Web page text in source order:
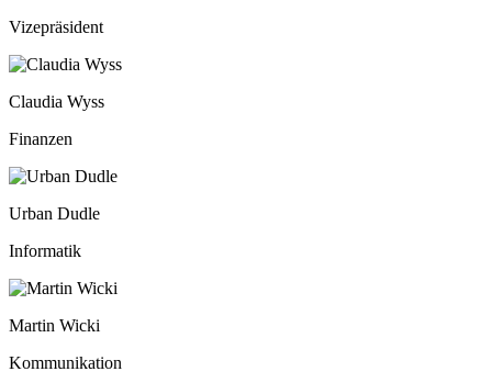
Vizepräsident
Claudia Wyss
Finanzen
Urban Dudle
Informatik
Martin Wicki
Kommunikation